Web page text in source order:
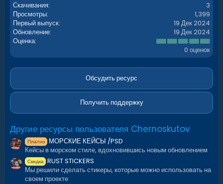
Скачивания
3
Просмотры
1,399
Первый выпуск
19 Дек 2024
Обновление
19 Дек 2024
Оценка
0
.
0
з
ё
з
д
0 оценок
Обсудить ресурс
Получить поддержку
Другие ресурсы пользователя Chernoskutov
Платно МОРСКИЕ КЕЙСЫ /PSD
Кейсы в морском стиле, вдохновившись новым обновлением
Скидка RUST STICKERS
Мы решили сделать стикеры, которые можно использовать на
своем проекте